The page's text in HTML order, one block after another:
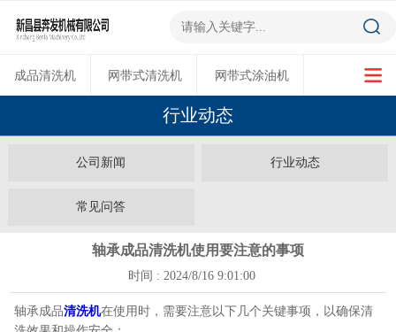
成品清洗机 网带式清洗机 网带式涂油机
多功能烘干机行业动态
公司新闻 行业动态
常见问答
轴承成品清洗机使用要注意的事项
时间 : 2024/8/16 9:01:00
轴承成品清洗机在使用时，需要注意以下几个关键事项，以确保清